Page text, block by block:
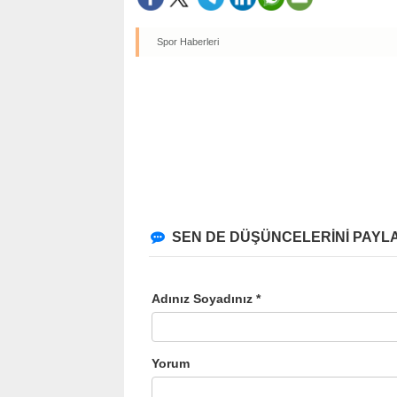
Spor Haberleri
SEN DE DÜŞÜNCELERİNİ
Adınız Soyadınız *
Yorum